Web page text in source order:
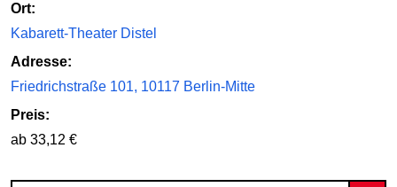
Ort:
Kabarett-Theater Distel
Adresse:
Friedrichstraße 101, 10117 Berlin-Mitte
Preis:
ab 33,12 €